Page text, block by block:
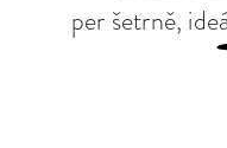
per šetrně,